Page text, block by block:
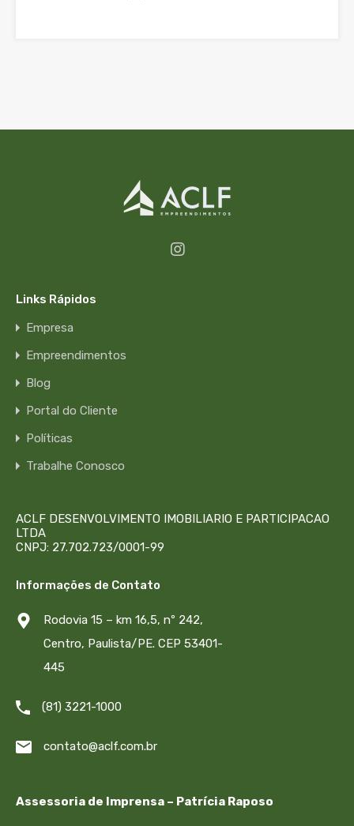
Links Rápidos
Empresa
Empreendimentos
Blog
Portal do Cliente
Políticas
Trabalhe Conosco
ACLF DESENVOLVIMENTO IMOBILIARIO E PARTICIPACAO
LTDA
CNPJ: 27.702.723/0001-99
Informações de Contato
Rodovia 15 – km 16,5, nº 242,
Centro, Paulista/PE. CEP 53401-
445
(81) 3221-1000
contato@aclf.com.br
Assessoria de Imprensa – Patrícia Raposo